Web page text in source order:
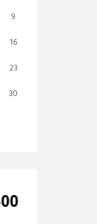
9
16
23
30